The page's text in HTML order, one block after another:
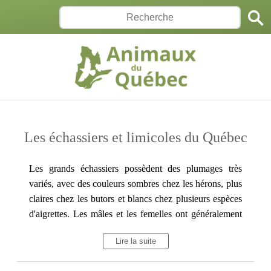
Les échassiers et limicoles du Québec
Les grands échassiers possèdent des plumages très
variés, avec des couleurs sombres chez les hérons, plus
claires chez les butors et blancs chez plusieurs espèces
d'aigrettes. Les mâles et les femelles ont généralement
existent entre les adultes et les juvéniles chez certaines
espèces. Ces oiseaux sont dotés de longues pattes et
Lire la suite